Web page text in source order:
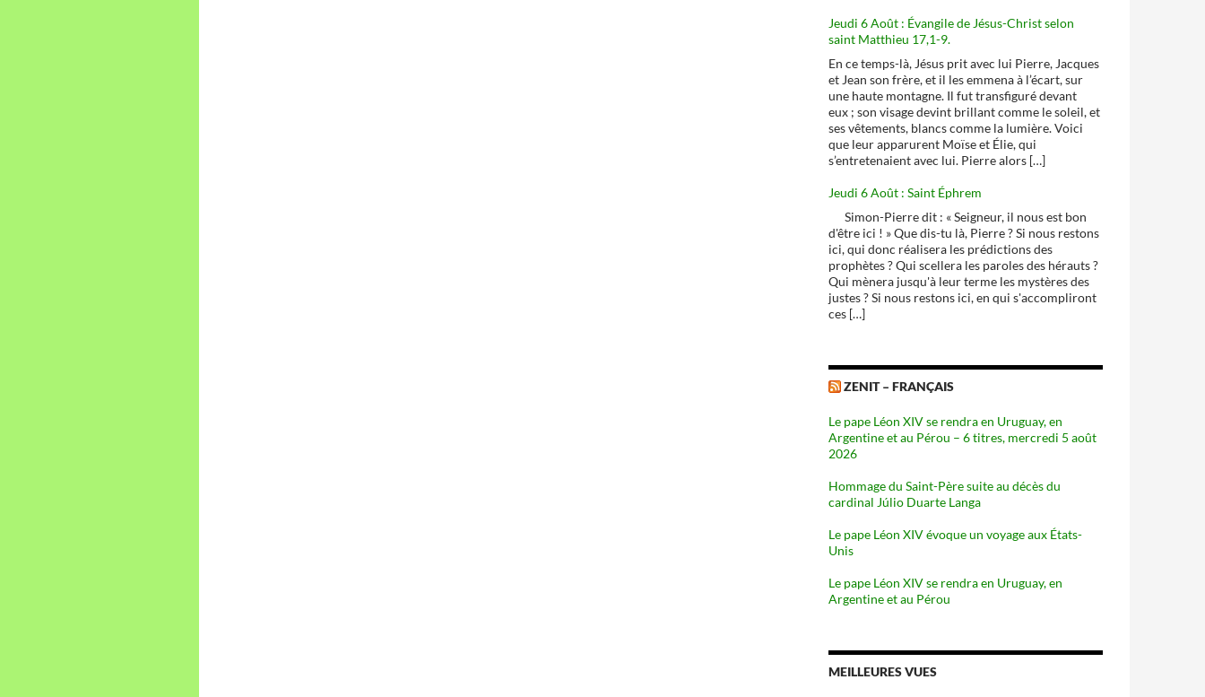
Jeudi 6 Août : Évangile de Jésus-Christ selon
saint Matthieu 17,1-9.
En ce temps-là, Jésus prit avec lui Pierre, Jacques
et Jean son frère, et il les emmena à l’écart, sur
une haute montagne. Il fut transfiguré devant
eux ; son visage devint brillant comme le soleil, et
ses vêtements, blancs comme la lumière. Voici
que leur apparurent Moïse et Élie, qui
s’entretenaient avec lui. Pierre alors […]
Jeudi 6 Août : Saint Éphrem
Simon-Pierre dit : « Seigneur, il nous est bon
d'être ici ! » Que dis-tu là, Pierre ? Si nous restons
ici, qui donc réalisera les prédictions des
prophètes ? Qui scellera les paroles des hérauts ?
Qui mènera jusqu'à leur terme les mystères des
justes ? Si nous restons ici, en qui s'accompliront
ces […]
ZENIT – FRANÇAIS
Le pape Léon XIV se rendra en Uruguay, en
Argentine et au Pérou – 6 titres, mercredi 5 août
2026
Hommage du Saint-Père suite au décès du
cardinal Júlio Duarte Langa
Le pape Léon XIV évoque un voyage aux États-
Unis
Le pape Léon XIV se rendra en Uruguay, en
Argentine et au Pérou
MEILLEURES VUES